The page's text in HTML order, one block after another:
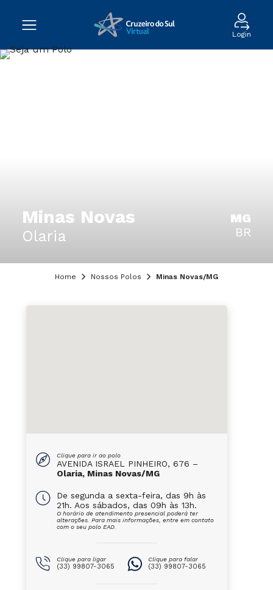
Login
Minas Novas
Olaria
MG
BR
Home Nossos Polos Minas Novas/MG
Clique para ir ao polo
AVENIDA ISRAEL PINHEIRO, 676 –
Olaria, Minas Novas/MG
De segunda a sexta-feira, das 9h às
21h. Aos sábados, das 09h às 13h.
O horário de atendimento presencial poderá ter
alterações. Para mais informações, entre em contato
com o seu polo EAD.
Clique para ligar
(33) 99807-3065
Clique para falar
(33) 99807-3065